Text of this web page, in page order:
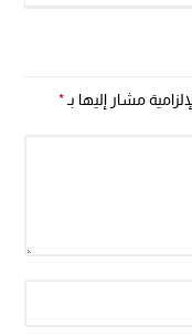
مشار إليها بـ*